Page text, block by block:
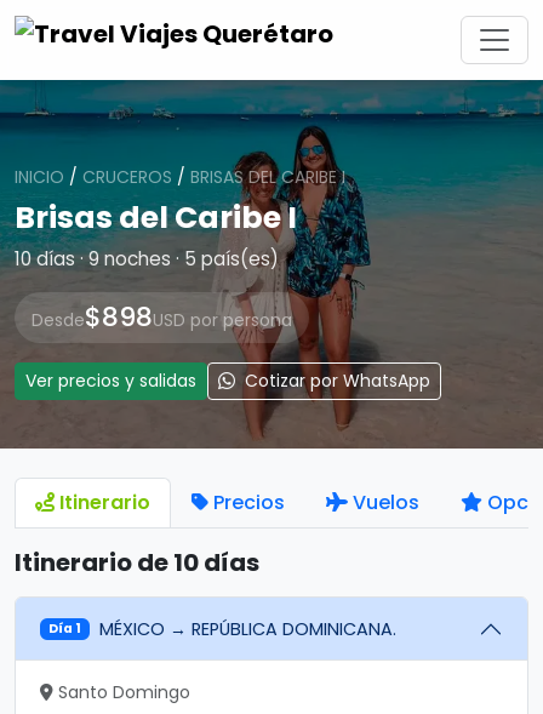
INICIO / CRUCEROS / BRISAS DEL CARIBE I
Brisas del Caribe I
10 días · 9 noches · 5 país(es)
Desde$898USD por persona
Ver precios y salidas Cotizar por WhatsApp
Itinerario Precios Vuelos
Itinerario de 10 días
Día 1 MÉXICO → REPÚBLICA DOMINICANA.
Santo Domingo